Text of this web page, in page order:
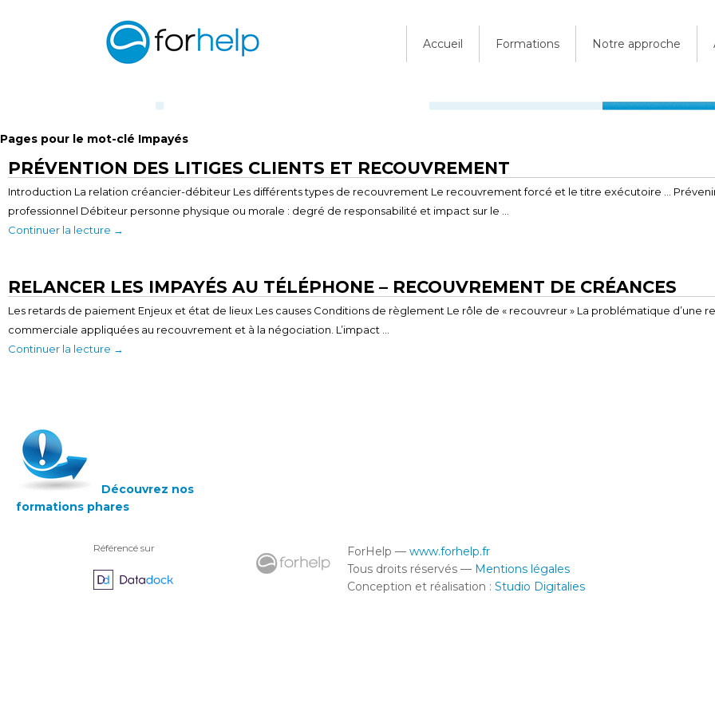
Accueil Formations Notre approche
Pages pour le mot-clé Impayés
PRÉVENTION DES LITIGES CLIENTS ET RECOUVREMENT
Introduction La relation créancier-débiteur Les différents types de recouvrement Le recouvrement forcé et le titre exécutoire …
professionnel Débiteur personne physique ou morale : degré de responsabilité et impact sur le …
Continuer la lecture →
RELANCER LES IMPAYÉS AU TÉLÉPHONE – RECOUVREMENT DE CRÉANCES
Les retards de paiement Enjeux et état de lieux Les causes Conditions de règlement Le rôle de « recouvreur » La problématique
commerciale appliquées au recouvrement et à la négociation. L’impact …
Continuer la lecture →
Découvrez nos
formations phares
Référencé sur ForHelp — www.forhelp.fr
Tous droits réservés — Mentions légales
Conception et réalisation : Studio Digitalies